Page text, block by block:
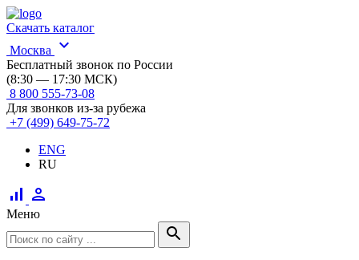
Скачать каталог
Москва
expand_more
Бесплатный звонок по России
(8:30 — 17:30 МСК)
8 800 555-73-08
Для звонков из-за рубежа
+7 (499) 649-75-72
ENG
RU
signal_cellular_alt person
Меню
search